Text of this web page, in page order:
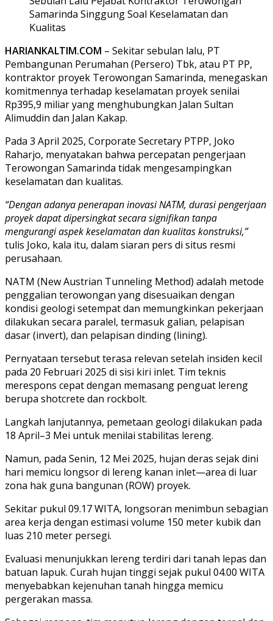
HARIANKALTIM.COM – Sekitar sebulan lalu, PT
Pembangunan Perumahan (Persero) Tbk, atau PT PP,
kontraktor proyek Terowongan Samarinda, menegaskan
komitmennya terhadap keselamatan proyek senilai
Rp395,9 miliar yang menghubungkan Jalan Sultan
Alimuddin dan Jalan Kakap.
Pada 3 April 2025, Corporate Secretary PTPP, Joko
Raharjo, menyatakan bahwa percepatan pengerjaan
Terowongan Samarinda tidak mengesampingkan
keselamatan dan kualitas.
“Dengan adanya penerapan inovasi NATM, durasi pengerjaan
proyek dapat dipersingkat secara signifikan tanpa
mengurangi aspek keselamatan dan kualitas konstruksi,”
tulis Joko, kala itu, dalam siaran pers di situs resmi
perusahaan.
NATM (New Austrian Tunneling Method) adalah metode
penggalian terowongan yang disesuaikan dengan
kondisi geologi setempat dan memungkinkan pekerjaan
dilakukan secara paralel, termasuk galian, pelapisan
dasar (invert), dan pelapisan dinding (lining).
Pernyataan tersebut terasa relevan setelah insiden kecil
pada 20 Februari 2025 di sisi kiri inlet. Tim teknis
merespons cepat dengan memasang penguat lereng
berupa shotcrete dan rockbolt.
Langkah lanjutannya, pemetaan geologi dilakukan pada
18 April–3 Mei untuk menilai stabilitas lereng.
Namun, pada Senin, 12 Mei 2025, hujan deras sejak dini
hari memicu longsor di lereng kanan inlet—area di luar
zona hak guna bangunan (ROW) proyek.
Sekitar pukul 09.17 WITA, longsoran menimbun sebagian
area kerja dengan estimasi volume 150 meter kubik dan
luas 210 meter persegi.
Evaluasi menunjukkan lereng terdiri dari tanah lepas dan
batuan lapuk. Curah hujan tinggi sejak pukul 04.00 WITA
menyebabkan kejenuhan tanah hingga memicu
pergerakan massa.